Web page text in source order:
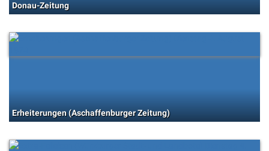
Donau-Zeitung
Erheiterungen (Aschaffenburger Zeitung)